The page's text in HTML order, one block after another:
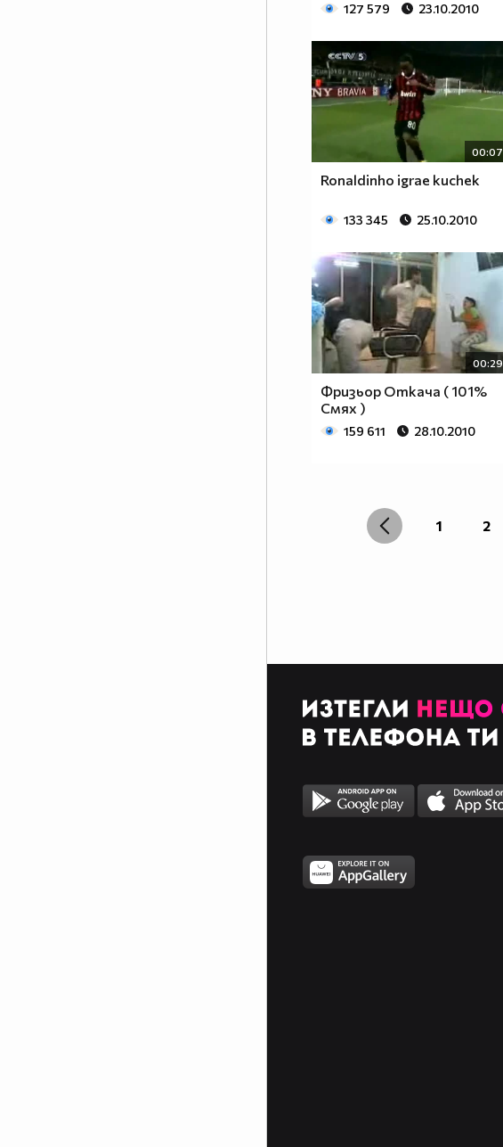
127 579 23.10.2010
00:07
Ronaldinho igrae kuchek
133 345 25.10.2010
00:29
Фризьор Откача ( 101%
Смях )
159 611 28.10.2010
1 2